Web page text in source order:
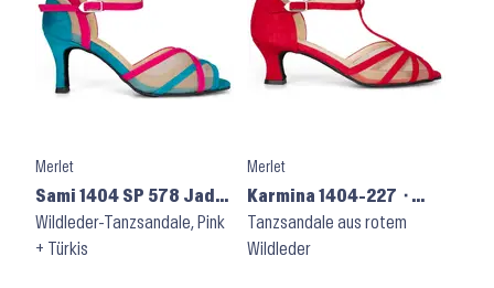
Merlet
Sami 1404 SP 578 Jade
+ Lolita
Wildleder-Tanzsandale, Pink
+ Türkis
Merlet
Karmina 1404-227 ⬝
Cherry Red Velours
Tanzsandale aus rotem
Wildleder